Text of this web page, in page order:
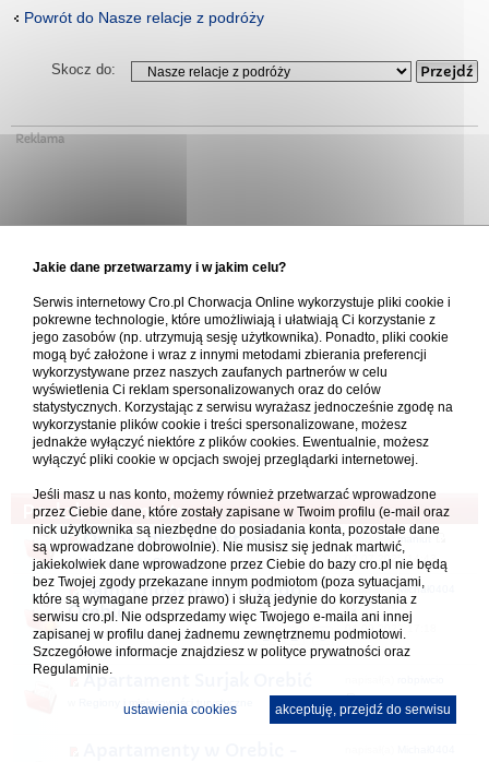
Powrót do Nasze relacje z podróży
Skocz do:
Podobne tematy Ostatni post
Orebic dla nudystow?
wNaturystyczna Chorwacja
napisał(a)
maniut
02.07.2025 14:43
Samochodem na 1 raz do
Orebić
1 2 3
wSamochodem - trasy, noclegi,
przepisy, uwagi
napisał(a)Michał0404
04.09.2023 17:18
Apartament Surjak Orebić
Regiony i miejscowości turystyczne
07.02.2023 16:04
Jakie dane przetwarzamy i w jakim celu?
Serwis internetowy Cro.pl Chorwacja Online wykorzystuje pliki cookie i
pokrewne technologie, które umożliwiają i ułatwiają Ci korzystanie z
jego zasobów (np. utrzymują sesję użytkownika). Ponadto, pliki cookie
mogą być założone i wraz z innymi metodami zbierania preferencji
wykorzystywane przez naszych zaufanych partnerów w celu
wyświetlenia Ci reklam spersonalizowanych oraz do celów
statystycznych. Korzystając z serwisu wyrażasz jednocześnie zgodę na
wykorzystanie plików cookie i treści spersonalizowane, możesz
jednakże wyłączyć niektóre z plików cookies. Ewentualnie, możesz
wyłączyć pliki cookie w opcjach swojej przeglądarki internetowej.
Jeśli masz u nas konto, możemy również przetwarzać wprowadzone
przez Ciebie dane, które zostały zapisane w Twoim profilu (e-mail oraz
nick użytkownika są niezbędne do posiadania konta, pozostałe dane
są wprowadzane dobrowolnie). Nie musisz się jednak martwić,
jakiekolwiek dane wprowadzone przez Ciebie do bazy cro.pl nie będą
bez Twojej zgody przekazane innym podmiotom (poza sytuacjami,
które są wymagane przez prawo) i służą jedynie do korzystania z
serwisu cro.pl. Nie odsprzedamy więc Twojego e-maila ani innej
zapisanej w profilu danej żadnemu zewnętrznemu podmiotowi.
Szczegółowe informacje znajdziesz w polityce prywatności oraz
Regulaminie.
akceptuję, przejdź do serwisu
ustawienia cookies